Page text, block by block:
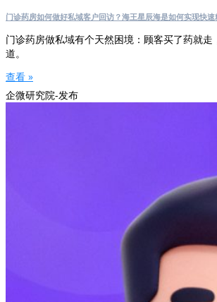
门诊药房如何做好私域客户回访？海王星辰海是如何实现快速
门诊药房做私域有个天然困境：顾客买了药就
道。
查看 »
企微研究院-发布